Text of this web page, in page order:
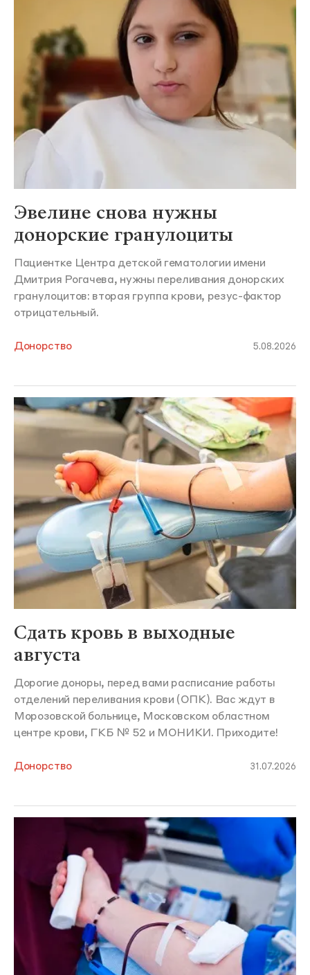
Эвелине снова нужны
донорские гранулоциты
Пациентке Центра детской гематологии имени
Дмитрия Рогачева, нужны переливания донорских
гранулоцитов: вторая группа крови, резус-фактор
отрицательный.
Донорство 5.08.2026
Сдать кровь в выходные
августа
Дорогие доноры, перед вами расписание работы
отделений переливания крови (ОПК). Вас ждут в
Морозовской больнице, Московском областном
центре крови, ГКБ № 52 и МОНИКИ. Приходите!
Донорство 31.07.2026